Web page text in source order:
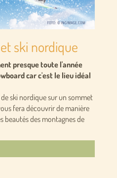
ski nordique
presque toute l'année
car c'est le lieu idéal
ski nordique sur un sommet
fera découvrir de manière
beautés des montagnes de